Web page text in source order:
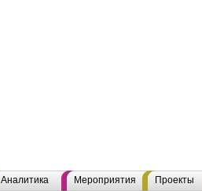
Аналитика Мероприятия Проекты